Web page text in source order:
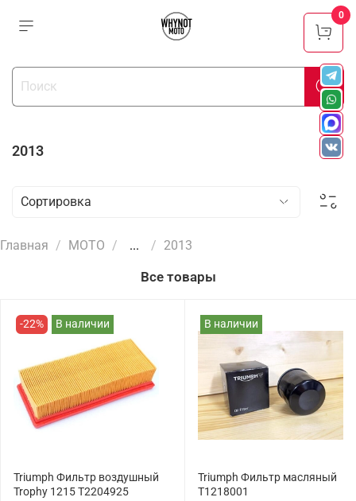
2013
Главная МОТО ... 2013
Все товары
-22% В наличии
Triumph Фильтр воздушный
Trophy 1215 T2204925
В наличии
Triumph Фильтр масляный
T1218001
0